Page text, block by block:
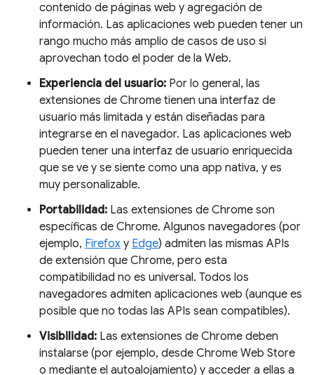
contenido de páginas web y agregación de
información. Las aplicaciones web pueden tener un
rango mucho más amplio de casos de uso si
aprovechan todo el poder de la Web.
Experiencia del usuario: Por lo general, las
extensiones de Chrome tienen una interfaz de
usuario más limitada y están diseñadas para
integrarse en el navegador. Las aplicaciones web
pueden tener una interfaz de usuario enriquecida
que se ve y se siente como una app nativa, y es
muy personalizable.
Portabilidad: Las extensiones de Chrome son
específicas de Chrome. Algunos navegadores (por
ejemplo, Firefox y Edge) admiten las mismas APIs
de extensión que Chrome, pero esta
compatibilidad no es universal. Todos los
navegadores admiten aplicaciones web (aunque es
posible que no todas las APIs sean compatibles).
Visibilidad: Las extensiones de Chrome deben
instalarse (por ejemplo, desde Chrome Web Store
o mediante el autoalojamiento) y acceder a ellas a